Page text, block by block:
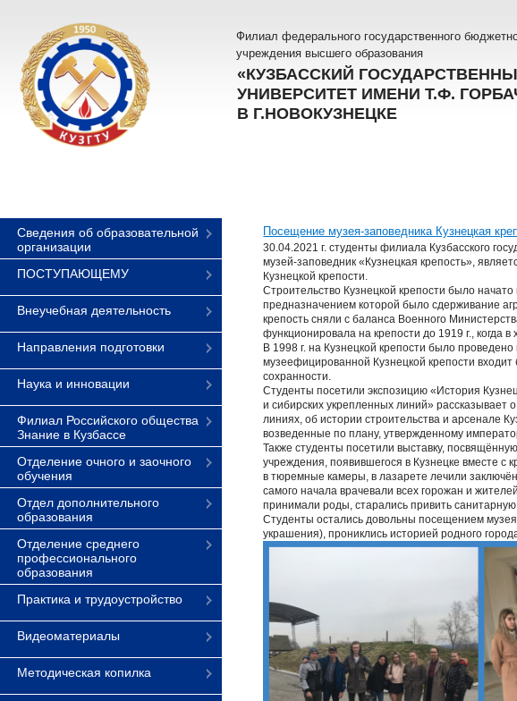
Филиал федерального государственного
учреждения высшего образования
«КУЗБАССКИЙ
УНИВЕРСИТЕТ ИМЕНИ Т.Ф.
В Г.НОВОКУЗНЕЦКЕ
Сведения об образовательной
организации
ПОСТУПАЮЩЕМУ
Внеучебная деятельность
Направления подготовки
Наука и инновации
Филиал Российского общества
Знание в Кузбассе
Отделение очного и заочного
обучения
Отдел дополнительного
образования
Отделение среднего
профессионального
образования
Практика и трудоустройство
Видеоматериалы
Методическая копилка
Посещение музея-заповедника Кузнецкая
30.04.2021 г. студенты филиала Кузбасского
музей-заповедник «Кузнецкая крепость»,
Кузнецкой крепости.
Строительство Кузнецкой крепости было
предназначением которой было сдерживание
крепость сняли с баланса Военного
функционировала на крепости до 1919 г.,
В 1998 г. на Кузнецкой крепости было
музеефицированной Кузнецкой крепости
сохранности.
Студенты посетили экспозицию «История
и сибирских укрепленных линий» рассказывает
линиях, об истории строительства и арсенале
возведенные по плану, утвержденному
Также студенты посетили выставку,
учреждения, появившегося в Кузнецке вместе
в тюремные камеры, в лазарете лечили
самого начала врачевали всех горожан и
принимали роды, старались привить
Студенты остались довольны посещением
украшения), прониклись историей родного